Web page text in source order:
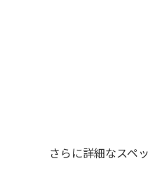
さらに詳細なスペ